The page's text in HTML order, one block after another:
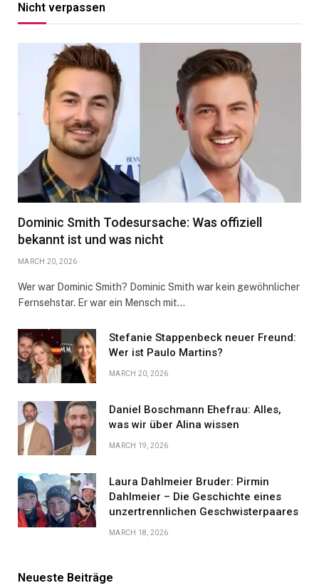
Nicht verpassen
Dominic Smith Todesursache: Was offiziell
bekannt ist und was nicht
MARCH 20, 2026
Wer war Dominic Smith? Dominic Smith war kein gewöhnlicher
Fernsehstar. Er war ein Mensch mit…
Stefanie Stappenbeck neuer Freund:
Wer ist Paulo Martins?
MARCH 20, 2026
Daniel Boschmann Ehefrau: Alles,
was wir über Alina wissen
MARCH 19, 2026
Laura Dahlmeier Bruder: Pirmin
Dahlmeier – Die Geschichte eines
unzertrennlichen Geschwisterpaares
MARCH 18, 2026
Neueste Beiträge